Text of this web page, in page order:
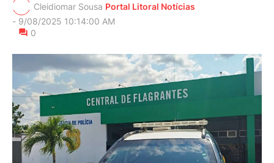
Cleidiomar Sousa Portal Litoral Notícias
- 9/08/2025 10:14:00 AM
0